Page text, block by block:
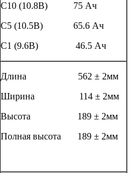
С10 (10.8В) 75 Ач
С5 (10.5В) 65.6 Ач
С1 (9.6В) 46.5 Ач
Длина 562 ± 2мм
Ширина 114 ± 2мм
Высота 189 ± 2мм
Полная высота 189 ± 2мм